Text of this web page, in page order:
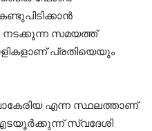
നടക്കുന്ന സമയത്ത്
പ്രതിയെയും
വാകേരിയ എന്ന സ്ഥലത്താണ്
സ്വദേശി